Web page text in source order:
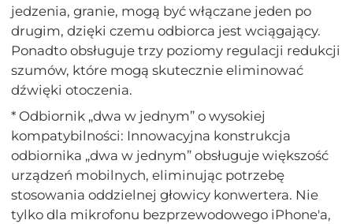
jedzenia, granie, mogą być włączane jeden po
drugim, dzięki czemu odbiorca jest wciągający.
Ponadto obsługuje trzy poziomy regulacji redukcji
szumów, które mogą skutecznie eliminować
dźwięki otoczenia.
* Odbiornik „dwa w jednym” o wysokiej
kompatybilności: Innowacyjna konstrukcja
odbiornika „dwa w jednym” obsługuje większość
urządzeń mobilnych, eliminując potrzebę
stosowania oddzielnej głowicy konwertera. Nie
tylko dla mikrofonu bezprzewodowego iPhone'a,